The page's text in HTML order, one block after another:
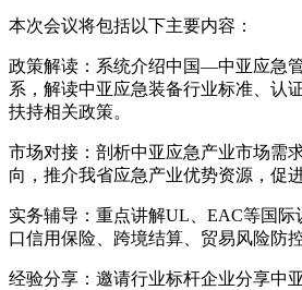
本次会议将包括以下主要内容：
政策解读：系统介绍中国—中亚应急
系，解读中亚应急装备行业标准、认
扶持相关政策。
市场对接：剖析中亚应急产业市场需
向，推介我省应急产业优势资源，促
实务辅导：重点讲解UL、EAC等国际
口信用保险、跨境结算、贸易风险防
经验分享：邀请行业标杆企业分享中